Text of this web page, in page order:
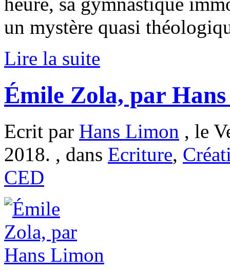
un mystère quasi
Lire la suite
Émile Zola, par
Ecrit par Hans Limon , le
2018. , dans Ecriture,
CED